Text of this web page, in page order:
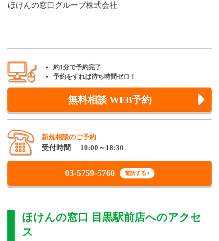
ほけんの窓口グループ株式会社
約1分で予約完了
予約をすれば待ち時間ゼロ！
無料相談 WEB予約
新規相談のご予約
受付時間 10:00～18:30
03-5759-5760 電話する
ほけんの窓口 目黒駅前店へのアクセ
ス